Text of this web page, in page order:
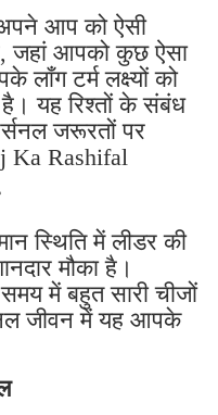
अपने आप को ऐसी
जहां आपको कुछ ऐसा
टर्म लक्ष्यों को
यह रिश्तों के संबंध
जरूरतों पर
Rashifal
स्थिति में लीडर की
मौका है।
में बहुत सारी चीजों
जीवन में यह आपके